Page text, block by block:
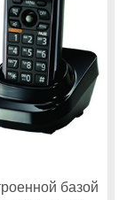
базой